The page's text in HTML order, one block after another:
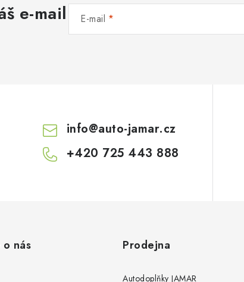
e-mail E-mail
info@auto-jamar.cz
+420 725 443 888
nás Prodejna
Autodoplňky JAMAR